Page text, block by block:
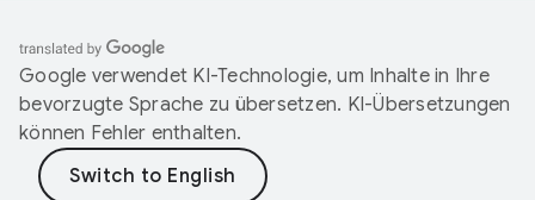
Google verwendet KI-Technologie, um Inhalte in Ihre
bevorzugte Sprache zu übersetzen. KI-Übersetzungen
können Fehler enthalten.